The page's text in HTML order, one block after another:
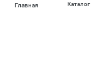
Главная Каталог